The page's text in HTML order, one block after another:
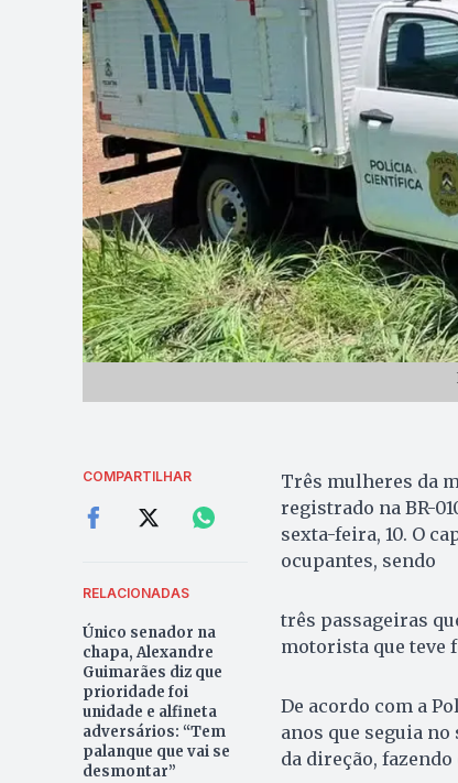
COMPARTILHAR
RELACIONADAS
Único senador na
chapa, Alexandre
Guimarães diz que
prioridade foi
unidade e alfineta
adversários: “Tem
palanque que vai se
desmontar”
Três mulheres da
registrado na BR-
sexta-feira, 10. O
ocupantes, sendo
três passageiras
motorista que teve
De acordo com a
anos que seguia
da direção,